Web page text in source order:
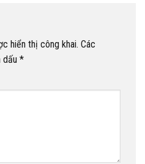
hiển thị công khai. Các
*